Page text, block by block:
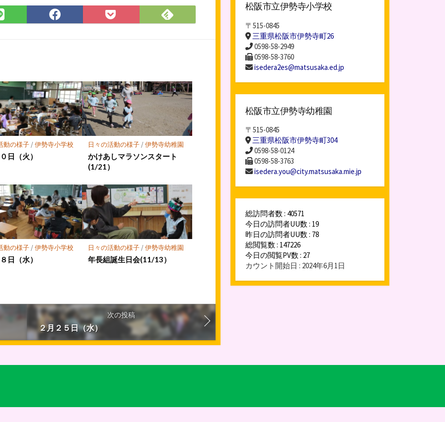
LINE
で
Facebook
で
Pocket
に
Feedly
で
動の様子/伊勢寺小学校
日（火）
日々の活動の様子/伊勢寺幼稚園
かけあしマラソンスタート
(1/21）
動の様子/伊勢寺小学校
日（水）
日々の活動の様子/伊勢寺幼稚園
年長組誕生日会(11/13）
次の投稿
２月２５日（水）
松阪市立伊勢寺小学校
〒515-0845
三重県松阪市伊勢寺町26
0598-58-2949
0598-58-3760
isedera2es@matsusaka.ed.jp
松阪市立伊勢寺幼稚園
〒515-0845
三重県松阪市伊勢寺町304
0598-58-0124
0598-58-3763
isedera.you@city.matsusaka.mie.jp
総訪問者数 : 40571
今日の訪問者UU数 : 19
昨日の訪問者UU数 : 78
総閲覧数 : 147226
今日の閲覧PV数 : 27
カウント開始日 : 2024年6月1日